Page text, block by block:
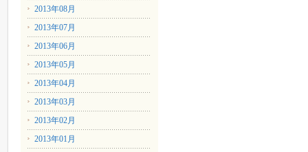
2013年08月
2013年07月
2013年06月
2013年05月
2013年04月
2013年03月
2013年02月
2013年01月